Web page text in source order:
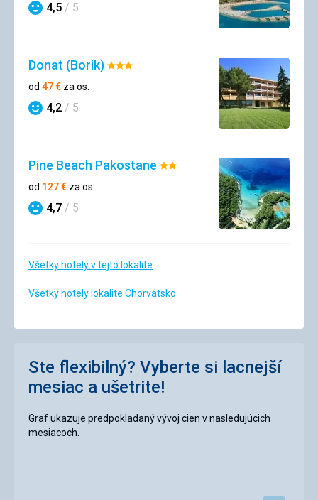
Hodnotenie
4,5 / 5
Donat (Borik)Hodnotenie:
od 47€ za os.
Hodnotenie
4,2 / 5
Pine Beach Pakostane Hodnotenie:
od 127€ za os.
Hodnotenie
4,7 / 5
Všetky hotely v tejto lokalite
Všetky hotely lokalite Chorvátsko
Ste flexibilný? Vyberte si lacnejší
mesiac a ušetrite!
Graf ukazuje predpokladaný vývoj cien v nasledujúcich
mesiacoch.